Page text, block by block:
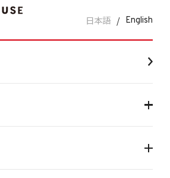
日本語 / English